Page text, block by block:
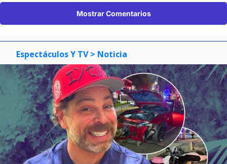
Mostrar Comentarios
Espectáculos Y TV > Noticia